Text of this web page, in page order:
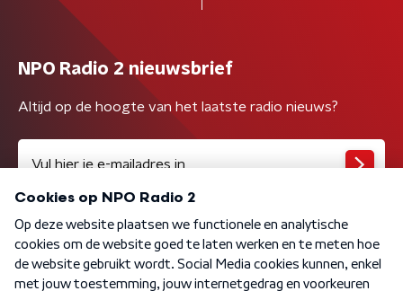
NPO Radio 2 nieuwsbrief
Altijd op de hoogte van het laatste radio nieuws?
Algemene voorwaarden